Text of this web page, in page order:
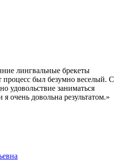
лингвальные брекеты
процесс был безумно веселый. С
удовольствие заниматься
очень довольна результатом.»